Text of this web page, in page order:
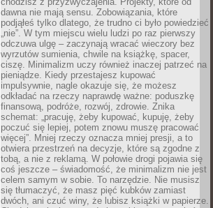
dawna nie mają sensu. Zobowiązania, które
podjąłeś tylko dlatego, że trudno ci było powiedzieć
„nie”. W tym miejscu wielu ludzi po raz pierwszy
odczuwa ulgę – zaczynają wracać wieczory bez
wyrzutów sumienia, chwile na książkę, spacer,
ciszę. Minimalizm uczy również inaczej patrzeć na
pieniądze. Kiedy przestajesz kupować
impulsywnie, nagle okazuje się, że możesz
odkładać na rzeczy naprawdę ważne: poduszkę
finansową, podróże, rozwój, zdrowie. Znika
schemat: „pracuję, żeby kupować, kupuję, żeby
poczuć się lepiej, potem znowu muszę pracować
więcej”. Mniej rzeczy oznacza mniej presji, a to
otwiera przestrzeń na decyzje, które są zgodne z
tobą, a nie z reklamą. W połowie drogi pojawia się
coś jeszcze – świadomość, że minimalizm nie jest
celem samym w sobie. To narzędzie. Nie musisz
się tłumaczyć, że masz pięć kubków zamiast
dwóch, ani czuć winy, że lubisz książki w papierze.